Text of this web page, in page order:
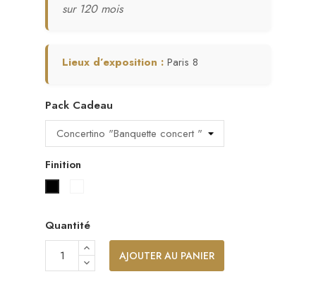
sur 120 mois
Lieux d’exposition : Paris 8
Pack Cadeau
Finition
Quantité
AJOUTER AU PANIER